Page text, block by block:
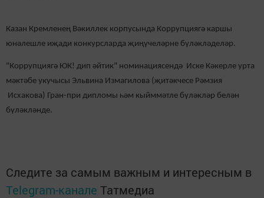
Казан Кремленең Вәкиллек корпусында Коррупциягә каршы
юнәлешле иҗади конкурсларда җиңүчеләрне бүләкләделәр.
"Коррупциягә ЮК! дип әйтик" номинациясендә Иске Кәкерле урта
мәктәбе укучысы Эльвина Измагилова (җитәкчесе Рәмзия
Исхакова) Гран-при дипломы һәм кыйммәтле бүләкләр белән
бүләкләнде.
Следите за самым важным и интересным в
Telegram-канале Татмедиа